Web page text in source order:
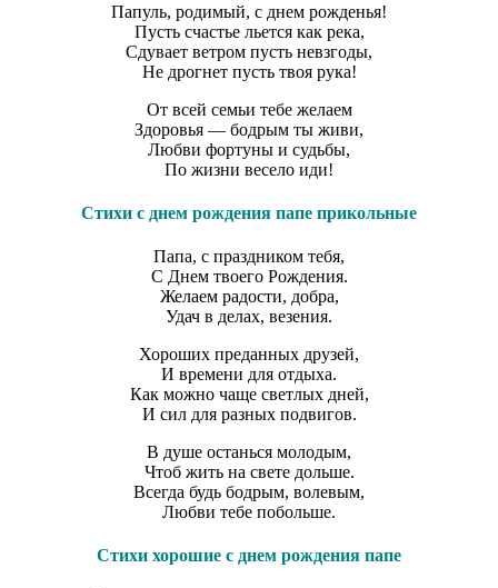
Папуль, родимый, с днем рожденья!
Пусть счастье льется как река,
Сдувает ветром пусть невзгоды,
Не дрогнет пусть твоя рука!
От всей семьи тебе желаем
Здоровья — бодрым ты живи,
Любви фортуны и судьбы,
По жизни весело иди!
Стихи с днем рождения папе прикольные
Папа, с праздником тебя,
С Днем твоего Рождения.
Желаем радости, добра,
Удач в делах, везения.
Хороших преданных друзей,
И времени для отдыха.
Как можно чаще светлых дней,
И сил для разных подвигов.
В душе останься молодым,
Чтоб жить на свете дольше.
Всегда будь бодрым, волевым,
Любви тебе побольше.
Стихи хорошие с днем рождения папе